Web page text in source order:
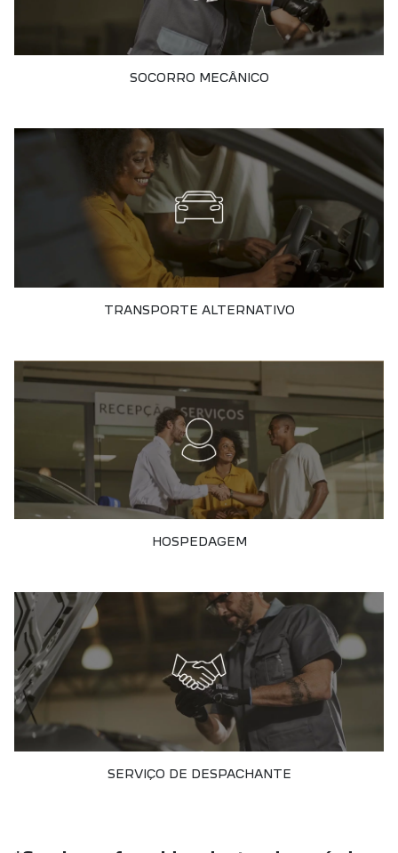
SOCORRO MECÂNICO
TRANSPORTE ALTERNATIVO
HOSPEDAGEM
SERVIÇO DE DESPACHANTE